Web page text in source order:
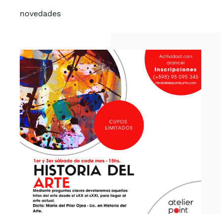
novedades